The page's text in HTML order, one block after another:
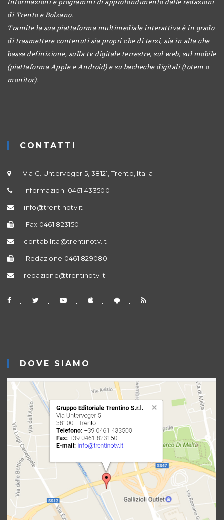
di Trento e Bolzano.
Tramite la sua piattaforma multimediale interattiva è in grado
di trasmettere contenuti sia propri che di terzi, sia in alta che
bassa definizione, sulla tv digitale terrestre, sul web, sul mobile
(piattaforma Apple e Android) e su bacheche digitali (totem o
monitor).
CONTATTI
Via G. Unterveger 5, 38121, Trento, Italia
Informazioni 0461 433500
info@trentinotv.it
Fax 0461 823150
contabilita@trentinotv.it
Redazione 0461 829080
redazione@trentinotv.it
DOVE SIAMO